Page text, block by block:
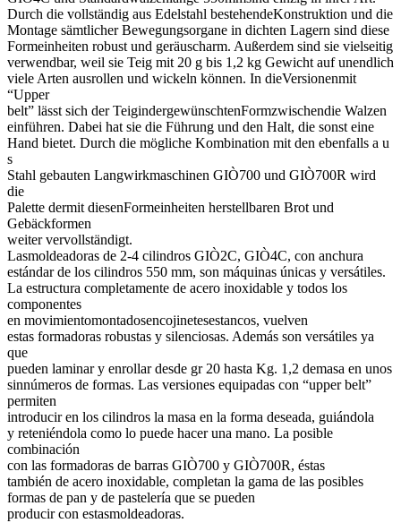
Durch die vollständig aus Edelstahl bestehendeKonstruktion und die
Montage sämtlicher Bewegungsorgane in dichten Lagern sind diese
Formeinheiten robust und geräuscharm. Außerdem sind sie vielseitig
verwendbar, weil sie Teig mit 20 g bis 1,2 kg Gewicht auf unendlich
viele Arten ausrollen und wickeln können. In dieVersionenmit
“Upper
belt” lässt sich der TeigindergewünschtenFormzwischendie Walzen
einführen. Dabei hat sie die Führung und den Halt, die sonst eine
Hand bietet. Durch die mögliche Kombination mit den ebenfalls a u
s
Stahl gebauten Langwirkmaschinen GIÒ700 und GIÒ700R wird
die
Palette dermit diesenFormeinheiten herstellbaren Brot und
Gebäckformen
weiter vervollständigt.
Lasmoldeadoras de 2-4 cilindros GIÒ2C, GIÒ4C, con anchura
estándar de los cilindros 550 mm, son máquinas únicas y versátiles.
La estructura completamente de acero inoxidable y todos los
componentes
en movimientomontadosencojinetesestancos, vuelven
estas formadoras robustas y silenciosas. Además son versátiles ya
que
pueden laminar y enrollar desde gr 20 hasta Kg. 1,2 demasa en unos
sinnúmeros de formas. Las versiones equipadas con “upper belt”
permiten
introducir en los cilindros la masa en la forma deseada, guiándola
y reteniéndola como lo puede hacer una mano. La posible
combinación
con las formadoras de barras GIÒ700 y GIÒ700R, éstas
también de acero inoxidable, completan la gama de las posibles
formas de pan y de pastelería que se pueden
producir con estasmoldeadoras.